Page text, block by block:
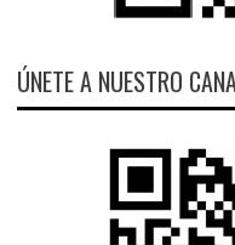
ÚNETE A NUESTRO